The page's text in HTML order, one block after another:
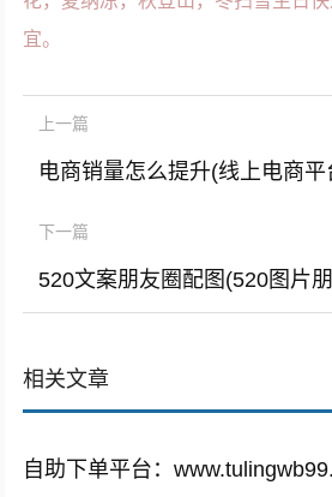
宜。
上一篇
电商销量怎么提升(线上电商
下一篇
相关文章